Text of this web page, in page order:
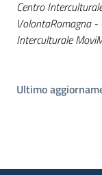
Centro
VolontaRomagna -
Interculturale
Ultimo